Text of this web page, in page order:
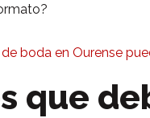
boda en Ourense
que